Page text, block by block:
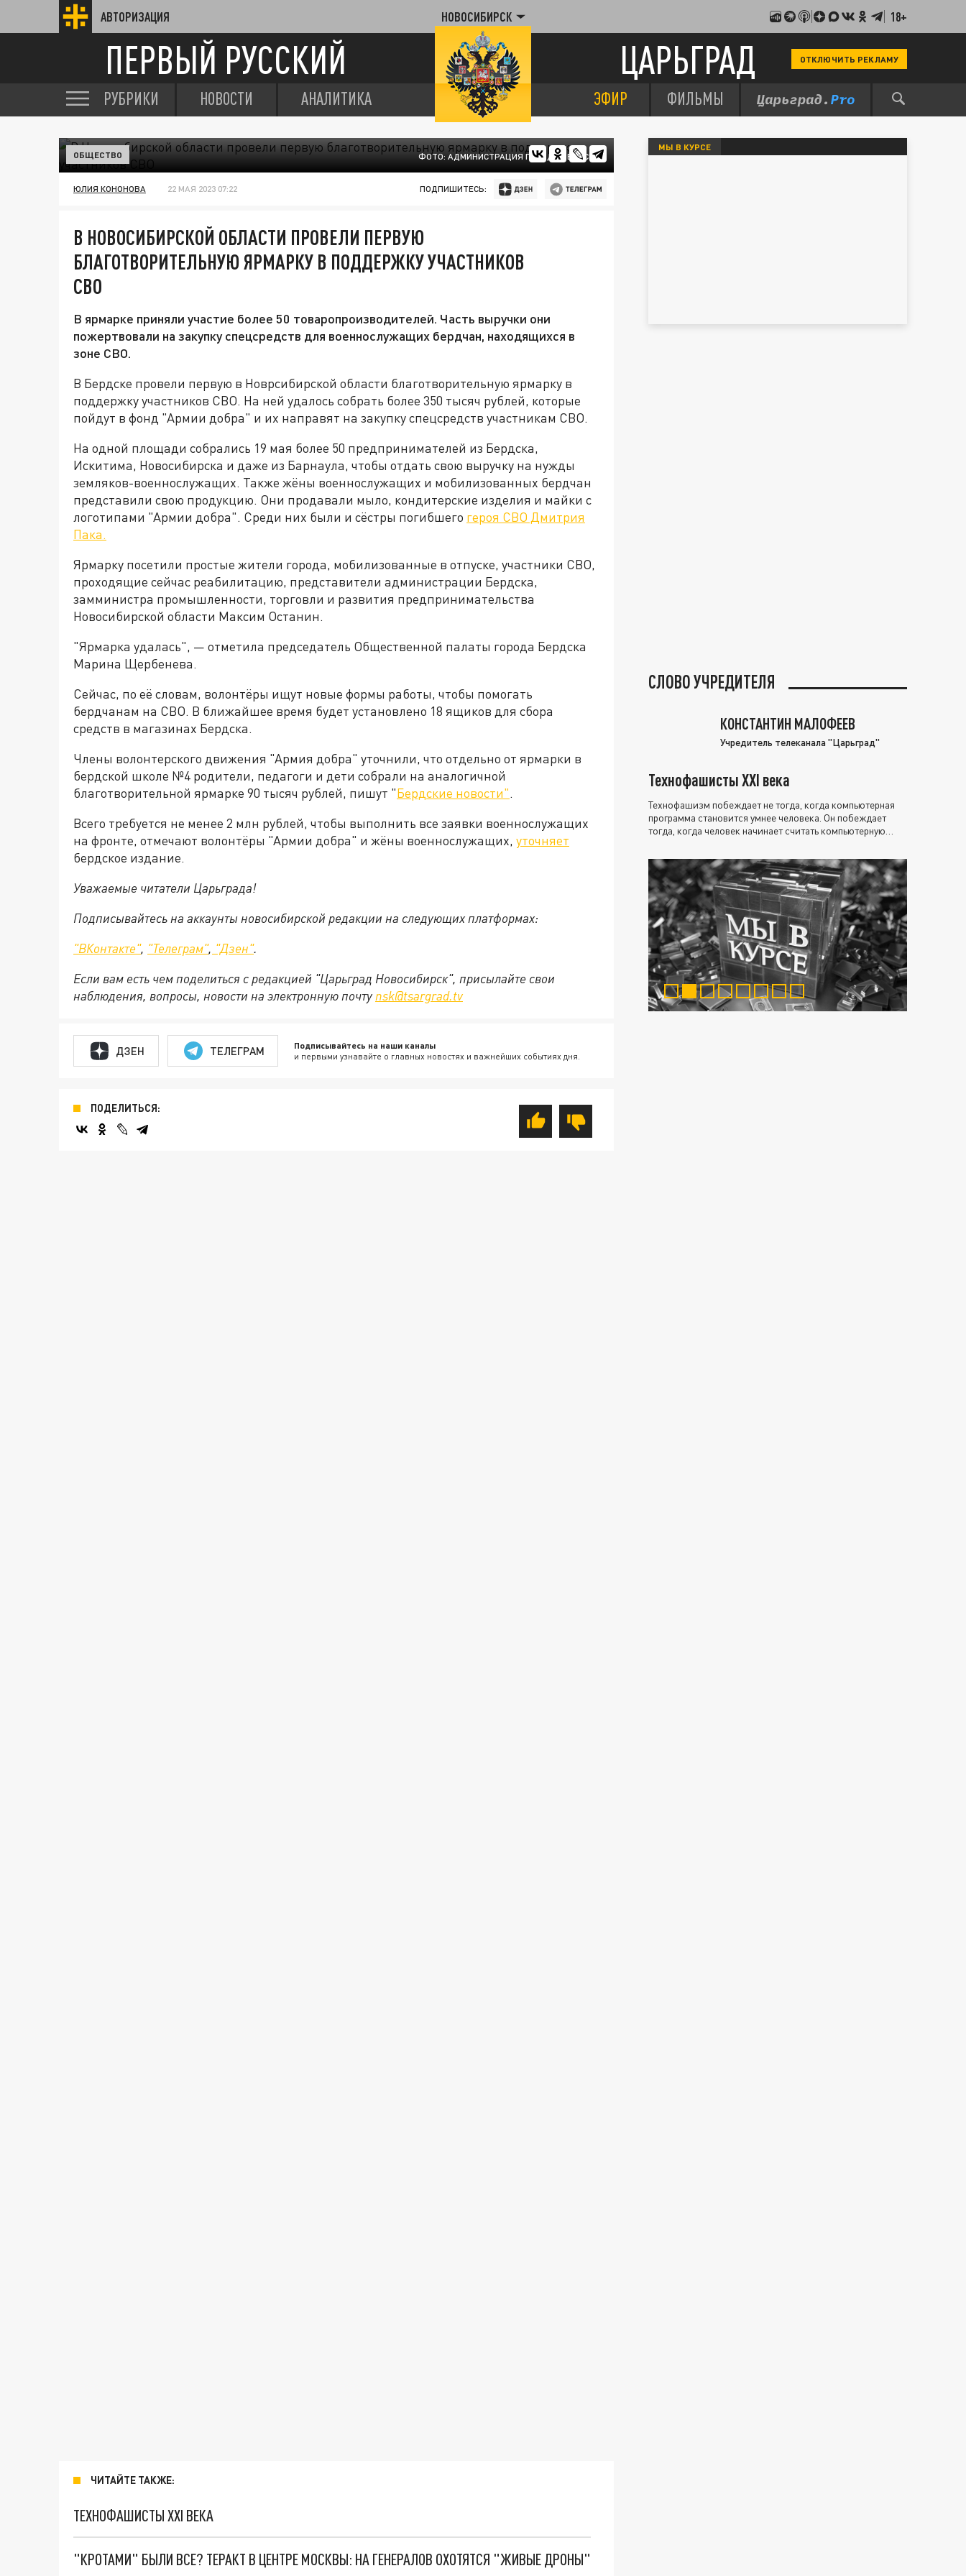
АВТОРИЗАЦИЯ НОВОСИБИРСК 18+
ПЕРВЫЙ РУССКИЙ ЦАРЬГРАД ОТКЛЮЧИТЬ РЕКЛАМУ
РУБРИКИ НОВОСТИ АНАЛИТИКА ЭФИР ФИЛЬМЫ
ФОТО: АДМИНИСТРАЦИЯ ГОРОДА БЕРДСКА
ОБЩЕСТВО
ЮЛИЯ КОНОНОВА 22 МАЯ 2023 07:22 ПОДПИШИТЕСЬ:
В НОВОСИБИРСКОЙ ОБЛАСТИ ПРОВЕЛИ ПЕРВУЮ
БЛАГОТВОРИТЕЛЬНУЮ ЯРМАРКУ В ПОДДЕРЖКУ УЧАСТНИКОВ
СВО
В ярмарке приняли участие более 50 товаропроизводителей. Часть выручки они
пожертвовали на закупку спецсредств для военнослужащих бердчан, находящихся в
зоне СВО.
В Бердске провели первую в Новрсибирской области благотворительную ярмарку в
поддержку участников СВО. На ней удалось собрать более 350 тысяч рублей, которые
пойдут в фонд "Армии добра" и их направят на закупку спецсредств участникам СВО.
На одной площади собрались 19 мая более 50 предпринимателей из Бердска,
Искитима, Новосибирска и даже из Барнаула, чтобы отдать свою выручку на нужды
земляков-военнослужащих. Также жёны военнослужащих и мобилизованных бердчан
представили свою продукцию. Они продавали мыло, кондитерские изделия и майки с
логотипами "Армии добра". Среди них были и сёстры погибшего героя СВО Дмитрия
Пака.
Ярмарку посетили простые жители города, мобилизованные в отпуске, участники СВО,
проходящие сейчас реабилитацию, представители администрации Бердска,
замминистра промышленности, торговли и развития предпринимательства
Новосибирской области Максим Останин.
"Ярмарка удалась", — отметила председатель Общественной палаты города Бердска
Марина Щербенева.
Сейчас, по её словам, волонтёры ищут новые формы работы, чтобы помогать
бердчанам на СВО. В ближайшее время будет установлено 18 ящиков для сбора
средств в магазинах Бердска.
Члены волонтерского движения "Армия добра" уточнили, что отдельно от ярмарки в
бердской школе №4 родители, педагоги и дети собрали на аналогичной
благотворительной ярмарке 90 тысяч рублей, пишут "Бердские новости".
Всего требуется не менее 2 млн рублей, чтобы выполнить все заявки военнослужащих
на фронте, отмечают волонтёры "Армии добра" и жёны военнослужащих, уточняет
бердское издание.
Уважаемые читатели Царьграда!
Подписывайтесь на аккаунты новосибирской редакции на следующих платформах:
"ВКонтакте", "Телеграм", "Дзен".
Если вам есть чем поделиться с редакцией "Царьград Новосибирск", присылайте свои
наблюдения, вопросы, новости на электронную почту nsk@tsargrad.tv
ДЗЕН ТЕЛЕГРАМ Подписывайтесь на наши каналы
и первыми узнавайте о главных новостях и важнейших событиях дня.
ПОДЕЛИТЬСЯ:
ЧИТАЙТЕ ТАКЖЕ:
ТЕХНОФАШИСТЫ XXI ВЕКА
"КРОТАМИ" БЫЛИ ВСЕ? ТЕРАКТ В ЦЕНТРЕ МОСКВЫ: НА ГЕНЕРАЛОВ ОХОТЯТСЯ "ЖИВЫЕ ДРОНЫ"
МЫ В КУРСЕ
СЛОВО УЧРЕДИТЕЛЯ
КОНСТАНТИН МАЛОФЕЕВ
Учредитель телеканала "Царьград"
Технофашисты XXI века
Технофашизм побеждает не тогда, когда компьютерная
программа становится умнее человека. Он побеждает
тогда, когда человек начинает считать компьютерную